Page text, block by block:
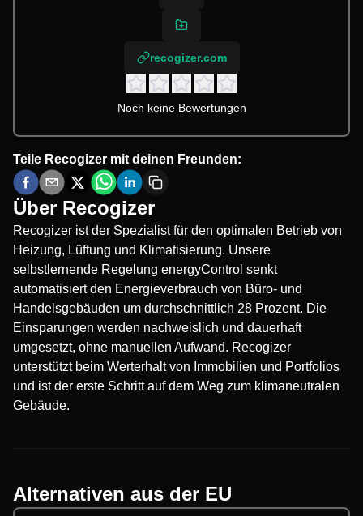
recogizer.com
Noch keine Bewertungen
Teile Recogizer mit deinen Freunden:
Über Recogizer
Recogizer ist der Spezialist für den optimalen Betrieb von
Heizung, Lüftung und Klimatisierung. Unsere
selbstlernende Regelung energyControl senkt
automatisiert den Energieverbrauch von Büro- und
Handelsgebäuden um durchschnittlich 28 Prozent. Die
Einsparungen werden nachweislich und dauerhaft
umgesetzt, ohne manuellen Aufwand. Recogizer
unterstützt beim Werterhalt von Immobilien und Portfolios
und ist der erste Schritt auf dem Weg zum klimaneutralen
Gebäude.
Alternativen aus der EU